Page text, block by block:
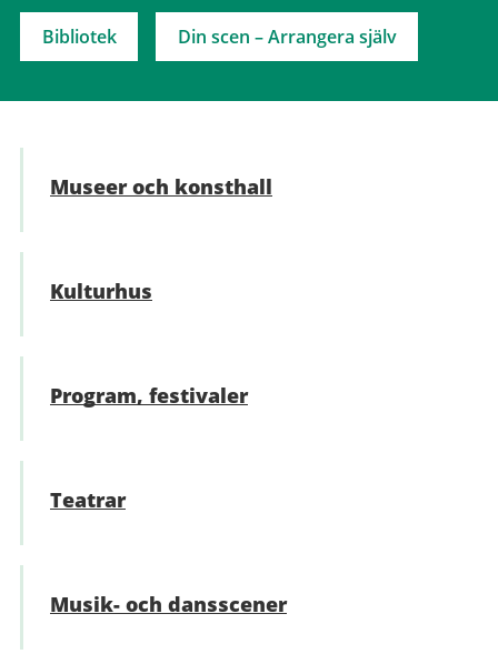
Bibliotek Din scen – Arrangera själv
Museer och konsthall
Kulturhus
Program, festivaler
Teatrar
Musik- och dansscener